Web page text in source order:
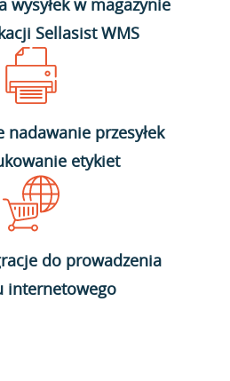
wysyłek w magazynie
Sellasist WMS
nadawanie przesyłek
etykiet
do prowadzenia
internetowego